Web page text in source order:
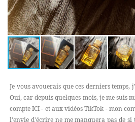
Je vous avouerais que ces derniers
Oui, car depuis quelques mois, je me suis
compte ICI - et aux vidéos TikTok - mon
l'envie d'écrire ne me manquera pas de